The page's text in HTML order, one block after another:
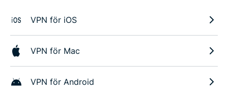
VPN för iOS
VPN för Mac
VPN för Android